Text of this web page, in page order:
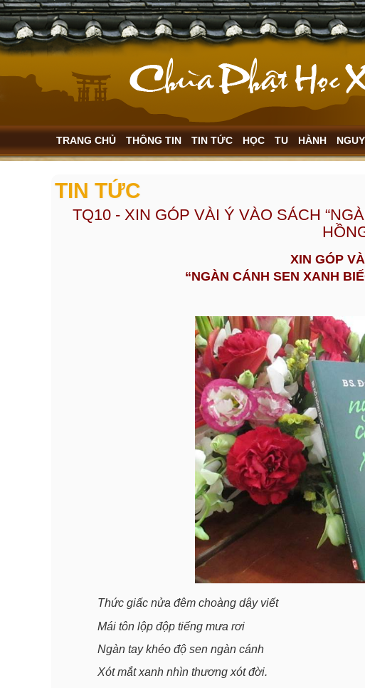
TRANG CHỦ THÔNG TIN TIN TỨC HỌC TU HÀNH
TIN TỨC
TQ10 - XIN GÓP VÀI Ý VÀO SÁCH
XIN GÓP
“NGÀN CÁNH SEN XANH
Thức giấc nửa đêm choàng dậy viết
Mái tôn lộp độp tiếng mưa rơi
Ngàn tay khéo độ sen ngàn cánh
Xót mắt xanh nhìn thương xót đời.